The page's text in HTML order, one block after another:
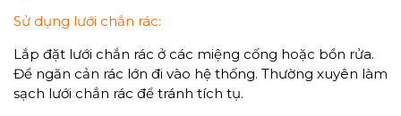
Sử dụng lưới chắn rác:
Lắp đặt lưới chắn rác ở các miệng cống hoặc bồn rửa.
Để ngăn cản rác lớn đi vào hệ thống. Thường xuyên làm
sạch lưới chắn rác để tránh tích tụ.